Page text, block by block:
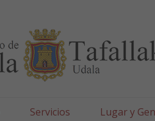
Servicios Lugar y